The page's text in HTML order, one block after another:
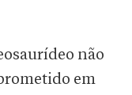
não
em